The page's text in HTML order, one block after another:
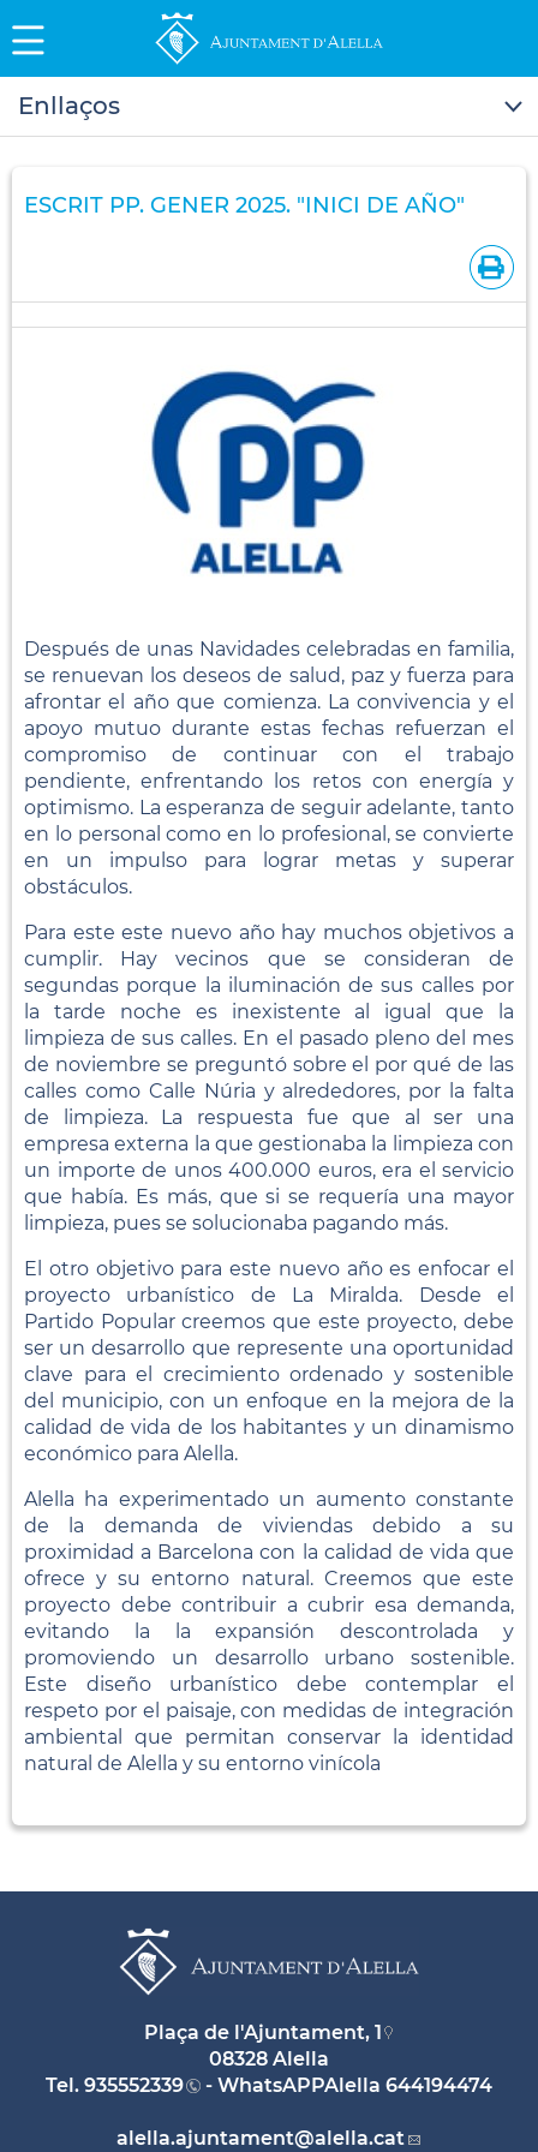
Enllaços
ESCRIT PP. GENER 2025. "INICI DE AÑO"
Después de unas Navidades celebradas en familia,
se renuevan los deseos de salud, paz y fuerza para
afrontar el año que comienza. La convivencia y el
apoyo mutuo durante estas fechas refuerzan el
compromiso de continuar con el trabajo
pendiente, enfrentando los retos con energía y
optimismo. La esperanza de seguir adelante, tanto
en lo personal como en lo profesional, se convierte
en un impulso para lograr metas y superar
obstáculos.
Para este este nuevo año hay muchos objetivos a
cumplir. Hay vecinos que se consideran de
segundas porque la iluminación de sus calles por
la tarde noche es inexistente al igual que la
limpieza de sus calles. En el pasado pleno del mes
de noviembre se preguntó sobre el por qué de las
calles como Calle Núria y alrededores, por la falta
de limpieza. La respuesta fue que al ser una
empresa externa la que gestionaba la limpieza con
un importe de unos 400.000 euros, era el servicio
que había. Es más, que si se requería una mayor
limpieza, pues se solucionaba pagando más.
El otro objetivo para este nuevo año es enfocar el
proyecto urbanístico de La Miralda. Desde el
Partido Popular creemos que este proyecto, debe
ser un desarrollo que represente una oportunidad
clave para el crecimiento ordenado y sostenible
del municipio, con un enfoque en la mejora de la
calidad de vida de los habitantes y un dinamismo
económico para Alella.
Alella ha experimentado un aumento constante
de la demanda de viviendas debido a su
proximidad a Barcelona con la calidad de vida que
ofrece y su entorno natural. Creemos que este
proyecto debe contribuir a cubrir esa demanda,
evitando la la expansión descontrolada y
promoviendo un desarrollo urbano sostenible.
Este diseño urbanístico debe contemplar el
respeto por el paisaje, con medidas de integración
ambiental que permitan conservar la identidad
natural de Alella y su entorno vinícola
Plaça de l'Ajuntament, 1
08328 Alella
Tel. 935552339 - WhatsAPPAlella 644194474
alella.ajuntament@alella.cat